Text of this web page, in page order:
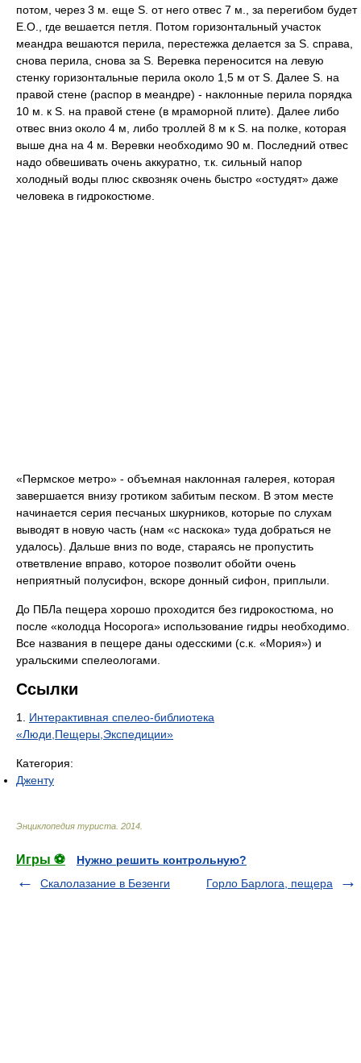
потом, через 3 м. еще S. от него отвес 7 м., за перегибом будет
E.O., где вешается петля. Потом горизонтальный участок
меандра вешаются перила, перестежка делается за S. справа,
снова перила, снова за S. Веревка переносится на левую
стенку горизонтальные перила около 1,5 м от S. Далее S. на
правой стене (распор в меандре) - наклонные перила порядка
10 м. к S. на правой стене (в мраморной плите). Далее либо
отвес вниз около 4 м, либо троллей 8 м к S. на полке, которая
выше дна на 4 м. Веревки необходимо 90 м. Последний отвес
надо обвешивать очень аккуратно, т.к. сильный напор
холодный воды плюс сквозняк очень быстро «остудят» даже
человека в гидрокостюме.
«Пермское метро» - объемная наклонная галерея, которая
завершается внизу гротиком забитым песком. В этом месте
начинается серия песчаных шкурников, которые по слухам
выводят в новую часть (нам «с наскока» туда добраться не
удалось). Дальше вниз по воде, стараясь не пропустить
ответвление вправо, которое позволит обойти очень
неприятный полусифон, вскоре донный сифон, приплыли.
До ПБЛа пещера хорошо проходится без гидрокостюма, но
после «колодца Носорога» использование гидры необходимо.
Все названия в пещере даны одесскими (с.к. «Мория») и
уральскими спелеологами.
Ссылки
1. Интерактивная спелео-библиотека
«Люди,Пещеры,Экспедиции»
Категория:
Дженту
Энциклопедия туриста 2014
Игры ⚽
Нужно решить контрольную?
Скалолазание в Безенги
Горло Барлога, пещера